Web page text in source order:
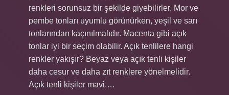
renkleri sorunsuz bir şekilde giyebilirler. Mor ve
pembe tonları uyumlu görünürken, yeşil ve sarı
tonlarından kaçınılmalıdır. Macenta gibi açık
tonlar iyi bir seçim olabilir. Açık tenlilere hangi
renkler yakışır? Beyaz veya açık tenli kişiler
daha cesur ve daha zıt renklere yönelmelidir.
Açık tenli kişiler mavi,…